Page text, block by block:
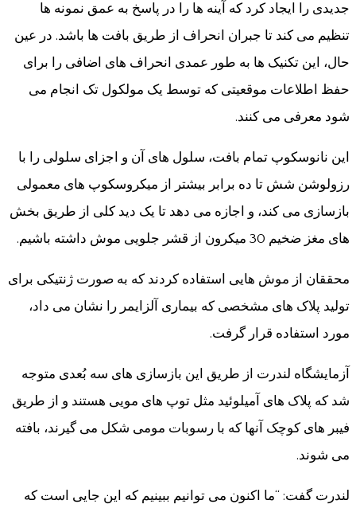
جدیدی را ایجاد کرد که آینه ها را در پاسخ به عمق نمونه ها
تنظیم می کند تا جبران انحراف از طریق بافت ها باشد. در عین
حال، این تکنیک ها به طور عمدی انحراف های اضافی را برای
حفظ اطلاعات موقعیتی که توسط یک مولکول تک انجام می
شود معرفی می کنند.
این نانوسکوپ تمام بافت، سلول های آن و اجزای سلولی را با
رزولوشن شش تا ده برابر بیشتر از میکروسکوپ های معمولی
بازسازی می کند، و اجازه می دهد تا یک دید کلی از طریق بخش
های مغز ضخیم 30 میکرون از قشر جلویی موش داشته باشیم.
محققان از موش هایی استفاده کردند که به صورت ژنتیکی برای
تولید پلاک های مشخصی که بیماری آلزایمر را نشان می داد،
مورد استفاده قرار گرفت.
آزمایشگاه لندرت از طریق این بازسازی های سه بُعدی متوجه
شد که پلاک های آمیلوئید مثل توپ های مویی هستند و از طریق
فیبر های کوچک آنها که با رسوبات مومی شکل می گیرند، بافته
می شوند.
لندرت گفت: “ما اکنون می توانیم ببینیم که این جایی است که